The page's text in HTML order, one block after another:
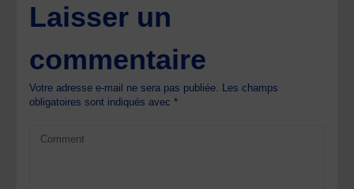
Laisser un
commentaire
Votre adresse e-mail ne sera pas publiée. Les champs
obligatoires sont indiqués avec*